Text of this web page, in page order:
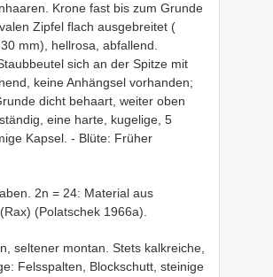
Krone fast bis zum Grunde
Zipfel flach ausgebreitet (
mm), hellrosa, abfallend.
sich an der Spitze mit
keine Anhängsel vorhanden;
dicht behaart, weiter oben
eine harte, kugelige, 5
Kapsel. - Blüte: Früher
2n = 24: Material aus
(Polatschek 1966a).
seltener montan. Stets kalkreiche,
Felsspalten, Blockschutt, steinige